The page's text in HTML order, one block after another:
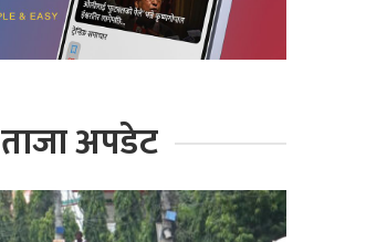
ताजा अपडेट